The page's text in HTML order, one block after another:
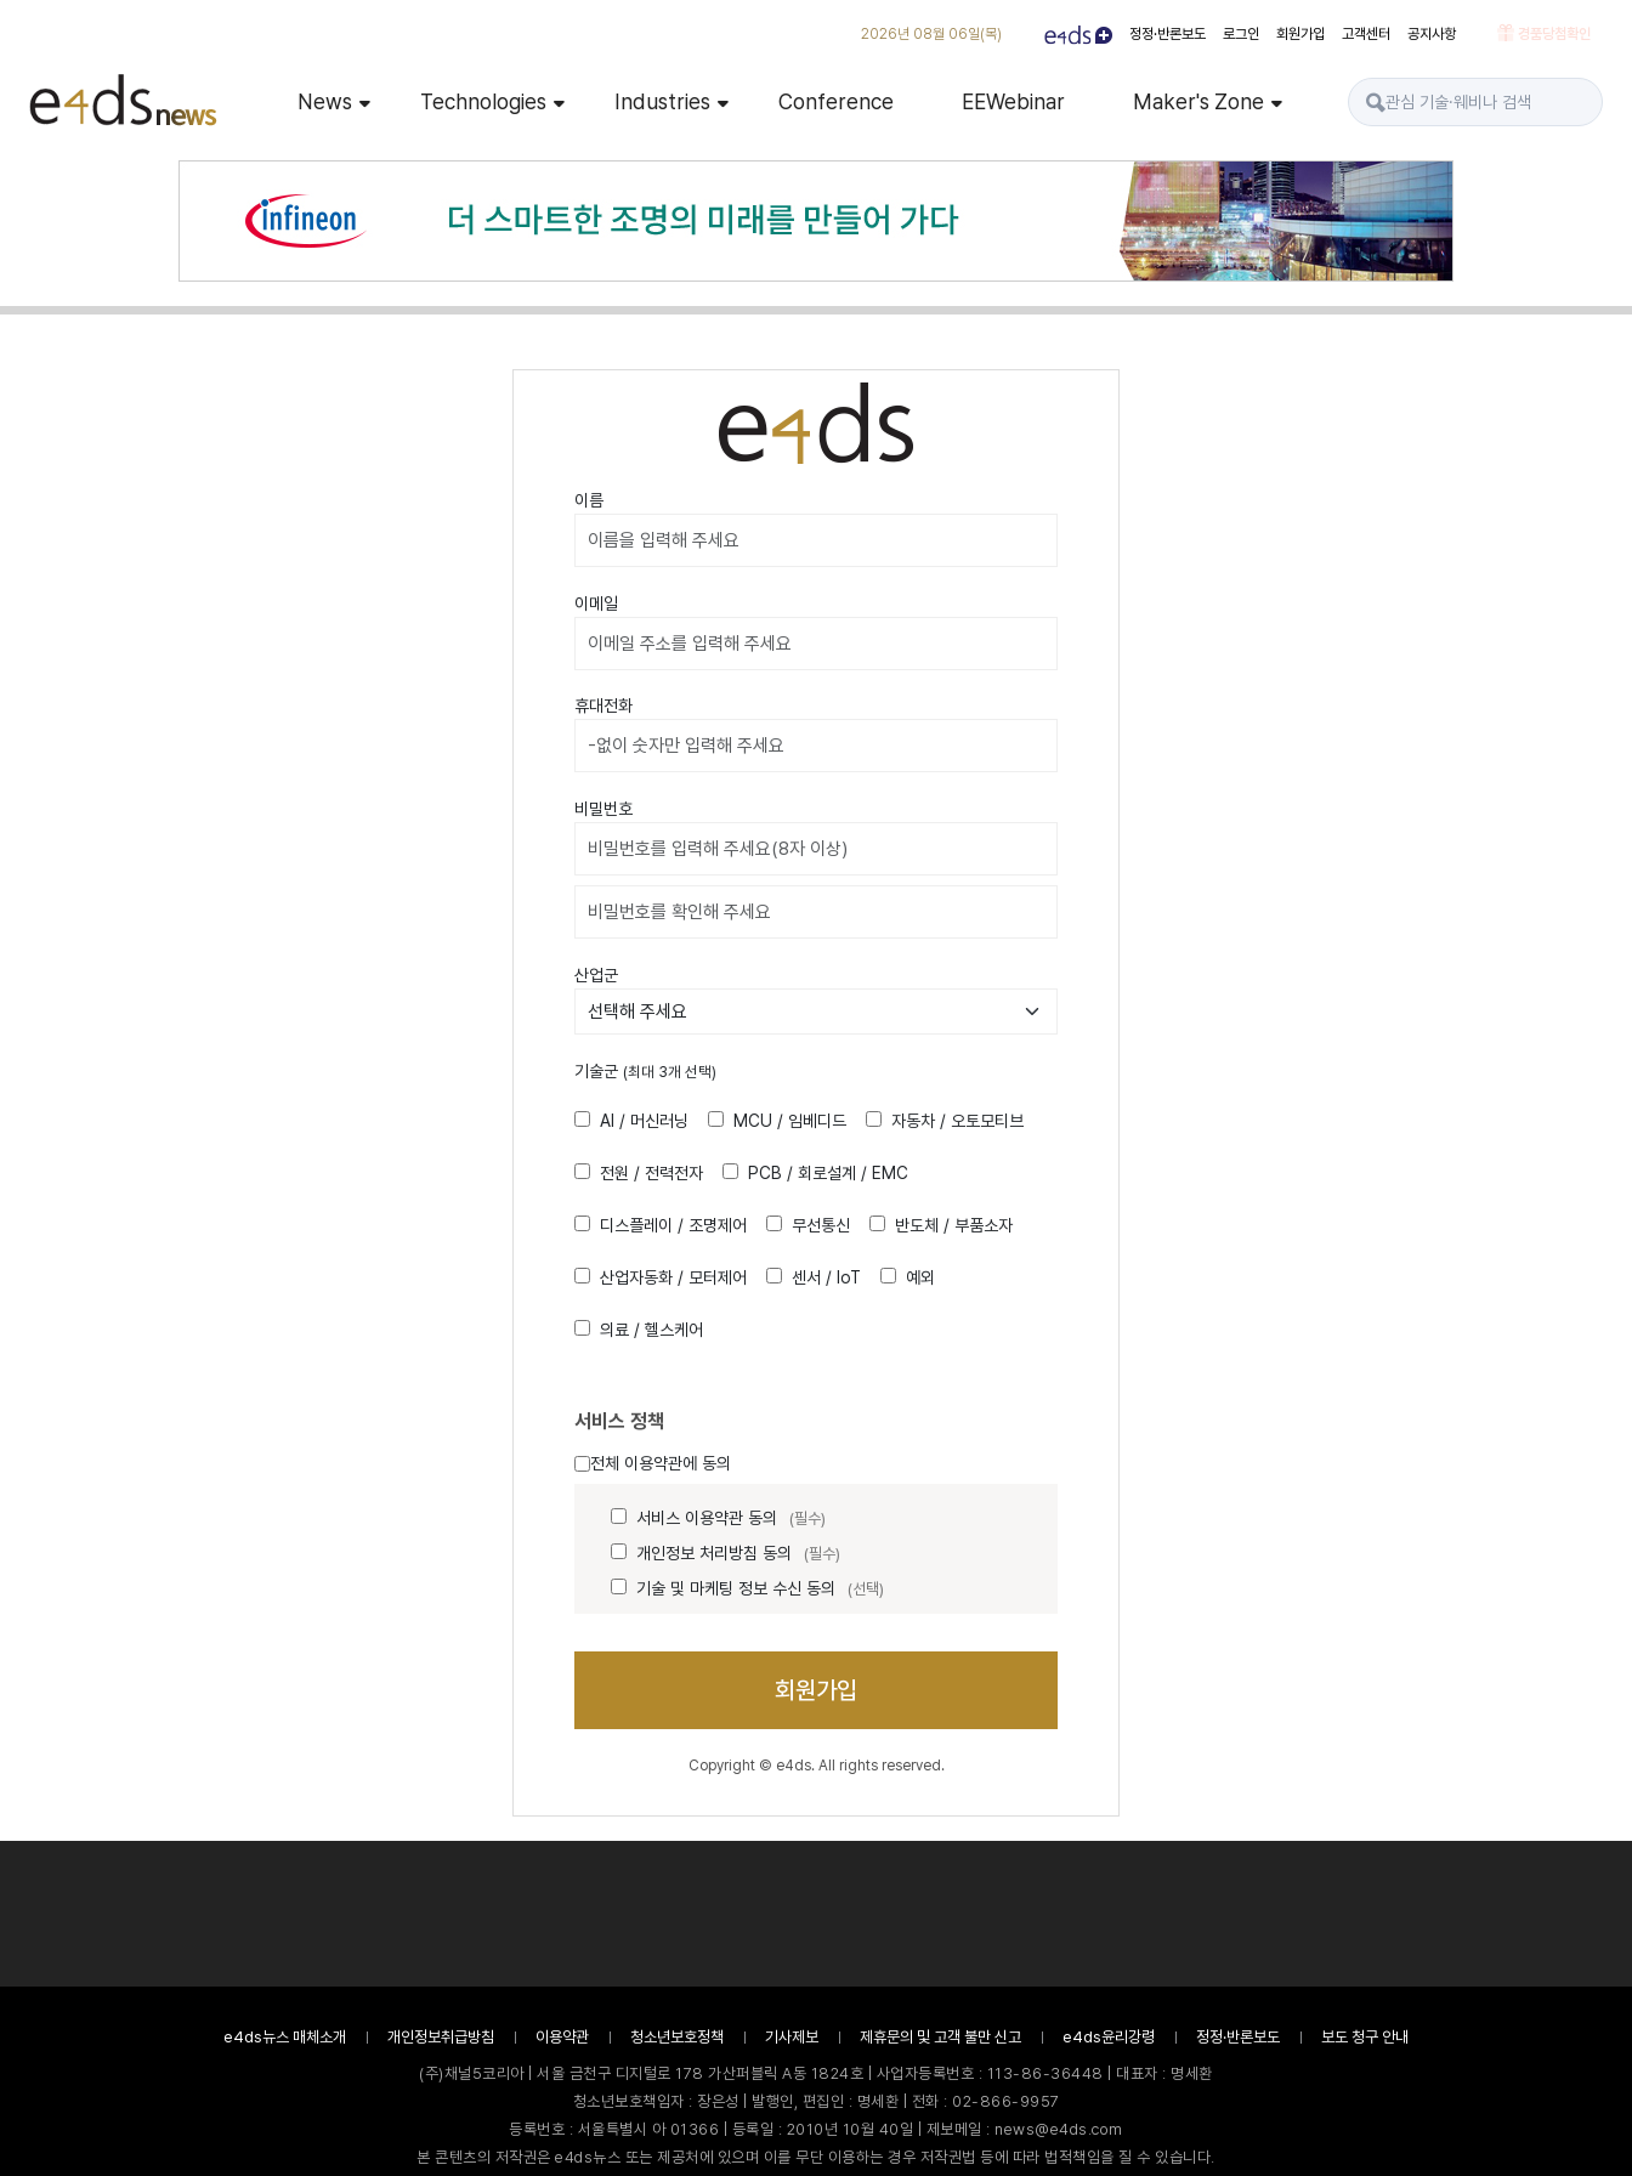
2026년 08월 06일(목) 정정·반론보도 로그인 회원가입 고객센터 공지사항 경품당첨확인
News Technologies Industries Conference EEWebinar Maker's Zone
이름
이메일
휴대전화
비밀번호
비밀번호확인
산업군
기술군 (최대 3개 선택)
AI / 머신러닝 MCU / 임베디드 자동차 / 오토모티브
전원 / 전력전자 PCB / 회로설계 / EMC
디스플레이 / 조명제어 무선통신 반도체 / 부품소자
산업자동화 / 모터제어 센서 / IoT 예외
의료 / 헬스케어
서비스 정책
전체 이용약관에 동의
서비스 이용약관 동의 (필수)
개인정보 처리방침 동의 (필수)
기술 및 마케팅 정보 수신 동의 (선택)
회원가입
Copyright © e4ds. All rights reserved.
e4ds뉴스 매체소개 개인정보취급방침 이용약관 청소년보호정책 기사제보 제휴문의 및 고객 불만 신고 e4ds윤리강령 정정·반론보도
보도 청구 안내
(주)채널5코리아 | 서울 금천구 디지털로 178 가산퍼블릭 A동 1824호 | 사업자등록번호 : 113-86-36448 | 대표자 : 명세환
청소년보호책임자 : 장은성 | 발행인, 편집인 : 명세환 | 전화 : 02-866-9957
등록번호 : 서울특별시 아 01366 | 등록일 : 2010년 10월 40일 | 제보메일 : news@e4ds.com
본 콘텐츠의 저작권은 e4ds뉴스 또는 제공처에 있으며 이를 무단 이용하는 경우 저작권법 등에 따라 법적책임을 질 수 있습니다.